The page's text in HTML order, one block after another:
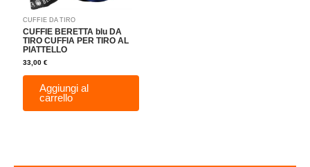
CUFFIE DA TIRO
CUFFIE BERETTA blu DA
TIRO CUFFIA PER TIRO AL
PIATTELLO
33,00€
Aggiungi al
carrello